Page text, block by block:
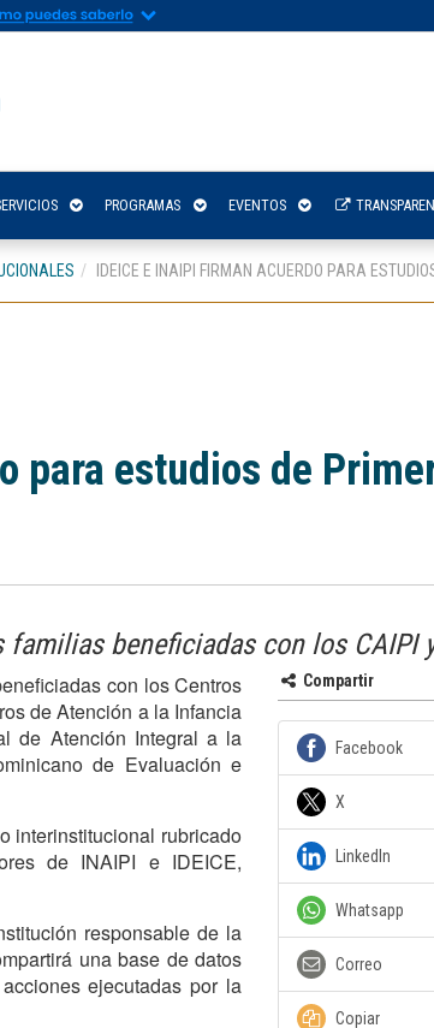
PROGRAMAS EVENTOS
IDEICE E INAIPI FIRMAN ACUERDO PARA
para estudios de
beneficiadas con los CAIPI
con los Centros
de Atención a la Infancia
de Atención Integral a la
de Evaluación e
interinstitucional rubricado
de INAIPI e IDEICE,
responsable de la
una base de datos
ejecutadas por la
Compartir
Facebook
X
LinkedIn
Whatsapp
Correo
Copiar